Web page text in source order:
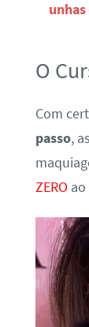
unhas
O
Com
passo, as
ZERO ao